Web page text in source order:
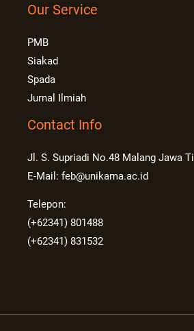
Our Service
PMB
Siakad
Spada
Jurnal Ilmiah
Contact Info
Jl. S. Supriadi No.48 Malang Jawa
E-Mail: feb@unikama.ac.id
Telepon:
(+62341) 801488
(+62341) 831532